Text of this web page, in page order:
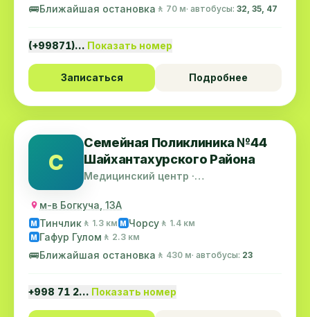
🚌Ближайшая остановка 🚶 70 м· автобусы: 32, 35, 47
(+99871)… Показать номер
Записаться Подробнее
С
Семейная Поликлиника №44
Шайхантахурского Района
Медицинский центр ·
м-в Богкуча, 13А
M Тинчлик 🚶 1.3 км M Чорсу 🚶 1.4 км
M Гафур Гулом 🚶 2.3 км
🚌Ближайшая остановка 🚶 430 м· автобусы: 23
+998 71 2… Показать номер